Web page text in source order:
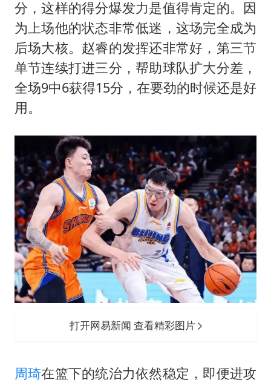
分，这样的得分爆发力是值得肯定的。因
为上场他的状态非常低迷，这场完全成为
后场大核。赵睿的发挥还非常好，第三节
单节连续打进三分，帮助球队扩大分差，
全场9中6获得15分，在要劲的时候还是好
用。
打开网易新闻 查看精彩图片
周琦在篮下的统治力依然稳定，即便进攻